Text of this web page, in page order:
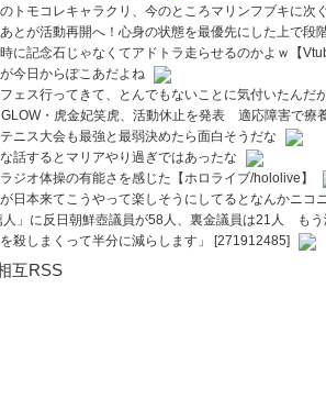
のトモコレキャラクリ、今のところマリンフブキに
あとが活動再開へ！心身の状態を最優先にした上で段
時に記念石じゃなくてアドトラ走らせるのかよｗ【
今日からぽこあだよね
ェス行ってきて、とんでもないことに気付いたんだ
GLOW・虎金妃笑虎、活動休止を発表 適応障害で療
ニス大会も最強と最弱決めたら面白そうだな
話するとマリアやり過ぎではあったな
ジオ体操の有能さを感じた【ホロライブ/hololive】
が日本来てこうやって楽しそうにしてるとなんかニコ
人」に反日朝鮮壺議員が58人、裏金議員は21人 も
殺しまくって半分に減らします」 [271912485]
互RSS